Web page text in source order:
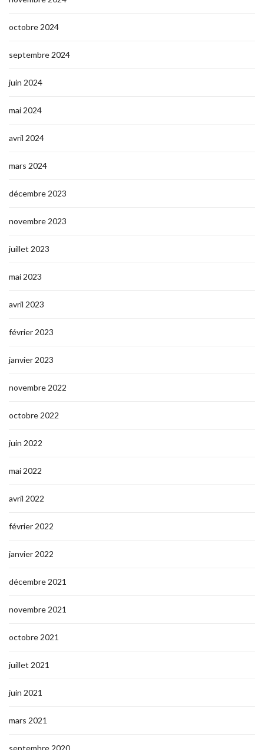
octobre 2024
septembre 2024
juin 2024
mai 2024
avril 2024
mars 2024
décembre 2023
novembre 2023
juillet 2023
mai 2023
avril 2023
février 2023
janvier 2023
novembre 2022
octobre 2022
juin 2022
mai 2022
avril 2022
février 2022
janvier 2022
décembre 2021
novembre 2021
octobre 2021
juillet 2021
juin 2021
mars 2021